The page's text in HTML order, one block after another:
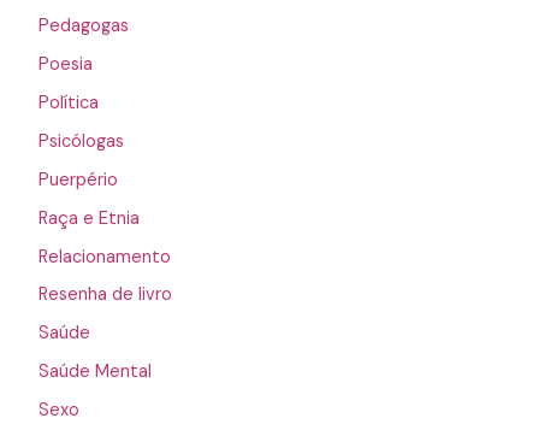
Pedagogas
Poesia
Política
Psicólogas
Puerpério
Raça e Etnia
Relacionamento
Resenha de livro
Saúde
Saúde Mental
Sexo